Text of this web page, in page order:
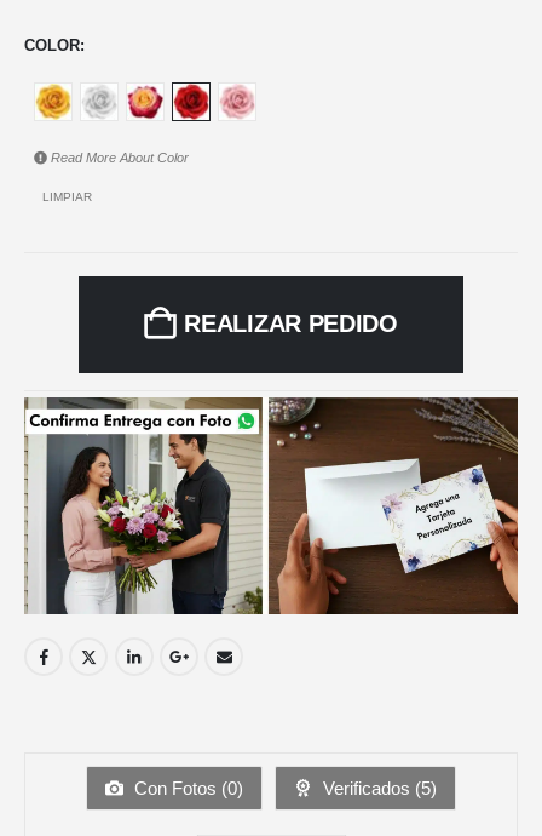
COLOR
Read More AboutColor
LIMPIAR
REALIZAR PEDIDO
Con Fotos (0) Verificados (5)